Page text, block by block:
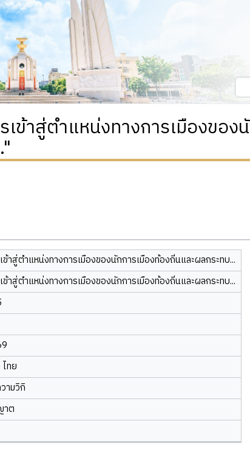
ข้าสู่ตำแหน่งทางการเมืองของ
ข้าสู่ตำแหน่งทางการเมืองของนักการเมืองท้องถิ่นและผลกระทบ...
ข้าสู่ตำแหน่งทางการเมืองของนักการเมืองท้องถิ่นและผลกระทบ...
ทย
ามวิกิ
ต